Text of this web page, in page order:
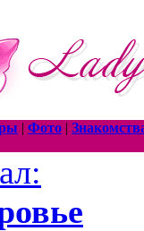
| Фото |